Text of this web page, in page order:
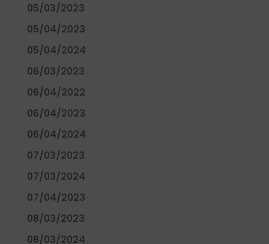
05/03/2023
05/04/2023
05/04/2024
06/03/2023
06/04/2022
06/04/2023
06/04/2024
07/03/2023
07/03/2024
07/04/2023
08/03/2023
08/03/2024